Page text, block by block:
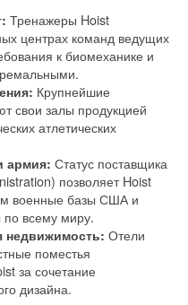
Тренажеры Hoist
центрах команд ведущих
к биомеханике и
Крупнейшие
свои залы продукцией
атлетических
армия: Статус поставщика
позволяет Hoist
военные базы США и
по всему миру.
недвижимость: Отели
поместья
за сочетание
дизайна.